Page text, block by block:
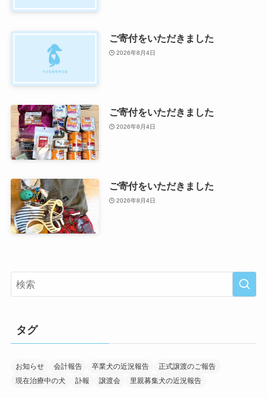
ご寄付をいただきました
2026年8月4日
ご寄付をいただきました
2026年8月4日
ご寄付をいただきました
2026年8月4日
タグ
お知らせ 会計報告 卒業犬の近況報告
正式譲渡のご報告
現在治療中の犬
訃報 譲渡会 里親募集犬の近況報告